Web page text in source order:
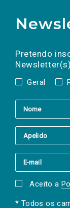
Pretendo
Geral
a(s)
mail
Aceito a
* Todos os